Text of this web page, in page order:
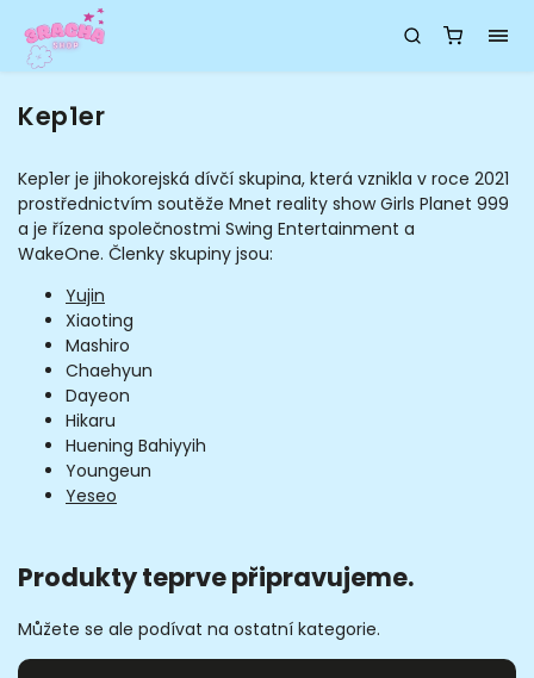
Kep1er
Kep1er je jihokorejská dívčí skupina, která vznikla v roce 2021
prostřednictvím soutěže Mnet reality show Girls Planet 999
a je řízena společnostmi Swing Entertainment a
WakeOne. Členky skupiny jsou:
Yujin
Xiaoting
Mashiro
Chaehyun
Dayeon
Hikaru
Huening Bahiyyih
Youngeun
Yeseo
Produkty teprve připravujeme.
Můžete se ale podívat na ostatní kategorie.